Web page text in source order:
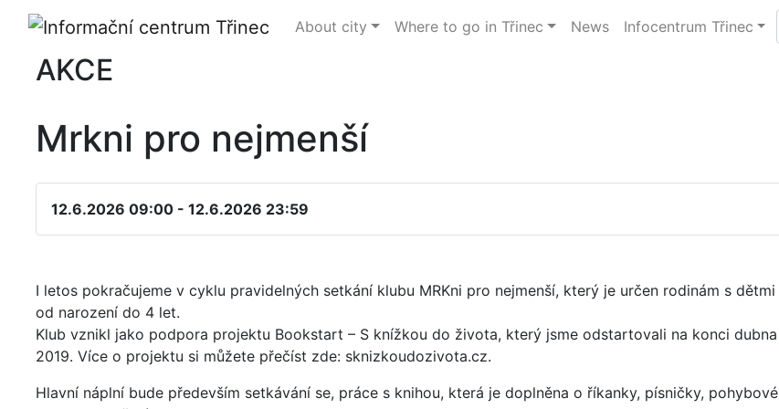
About city Where to go in Třinec News Infocentrum Třinec
AKCE
Mrkni pro nejmenší
12.6.2026 09:00 - 12.6.2026 23:59
I letos pokračujeme v cyklu pravidelných setkání klubu MRKni pro nejmenší, který je určen rodinám s dětmi
od narození do 4 let.
Klub vznikl jako podpora projektu Bookstart – S knížkou do života, který jsme odstartovali na konci dubna
2019. Více o projektu si můžete přečíst zde: sknizkoudozivota.cz.
Hlavní náplní bude především setkávání se, práce s knihou, která je doplněna o říkanky, písničky, pohybové